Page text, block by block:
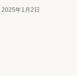
2025年1月2日